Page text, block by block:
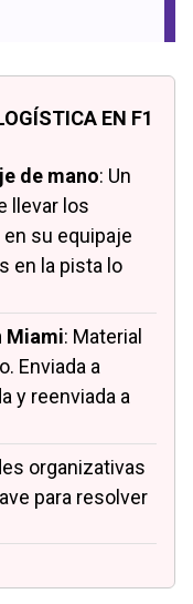
EN F1
de mano: Un
llevar los
su equipaje
en la pista lo
Miami: Material
Enviada a
y reenviada a
organizativas
para resolver